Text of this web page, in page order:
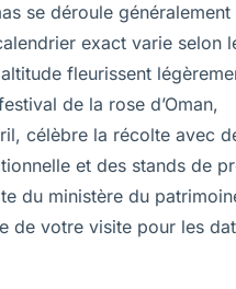
se déroule
exact varie selon
fleurissent
de la rose d’Oman,
célèbre la récolte avec
et des stands de
du ministère du
de votre visite pour les